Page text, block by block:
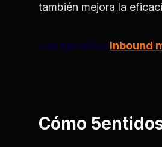
también mejora la
Lee también: Inbound
Cómo